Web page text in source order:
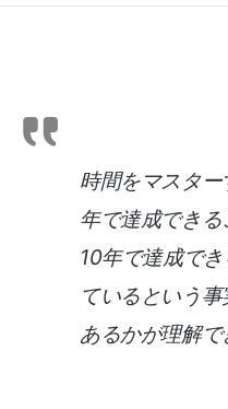
時間をマスタ
年で達成できる
10年で達成で
ているという
あるかが理解で